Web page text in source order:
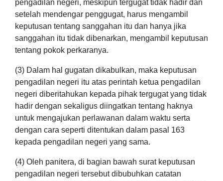
pengadilan negeri, meskipun tergugat tidak hadir dan
setelah mendengar penggugat, harus mengambil
keputusan tentang sanggahan itu dan hanya jika
sanggahan itu tidak dibenarkan, mengambil keputusan
tentang pokok perkaranya.
(3) Dalam hal gugatan dikabulkan, maka keputusan
pengadilan negeri itu atas perintah ketua pengadilan
negeri diberitahukan kepada pihak tergugat yang tidak
hadir dengan sekaligus diingatkan tentang haknya
untuk mengajukan perlawanan dalam waktu serta
dengan cara seperti ditentukan dalam pasal 163
kepada pengadilan negeri yang sama.
(4) Oleh panitera, di bagian bawah surat keputusan
pengadilan negeri tersebut dibubuhkan catatan